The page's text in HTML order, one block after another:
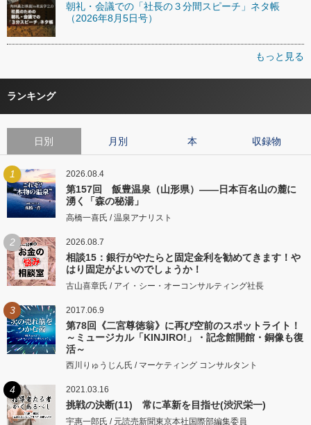
朝礼・会議での「社長の３分間スピーチ」ネタ帳
（2026年8月5日号）
もっと見る
ランキング
日別 月別 本 収録物
1 2026.08.4
第157回 飯豊温泉（山形県）――日本百名山の麓に
湧く「森の秘湯」
高橋一喜氏 / 温泉アナリスト
2 2026.08.7
相談15：銀行がやたらと固定金利を勧めてきます！や
はり固定がよいのでしょうか！
古山喜章氏 / アイ・シー・オーコンサルティング社長
3 2017.06.9
第78回《二宮尊徳翁》に再び空前のスポットライト！
～ミュージカル「KINJIRO!」・記念館開館・銅像も復
活～
西川りゅうじん氏 / マーケティング コンサルタント
4 2021.03.16
挑戦の決断(11) 常に革新を目指せ(渋沢栄一)
宇惠一郎氏 / 元読売新聞東京本社国際部編集委員